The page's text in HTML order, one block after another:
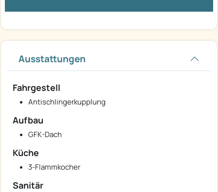
Ausstattungen
Fahrgestell
Antischlingerkupplung
Aufbau
GFK-Dach
Küche
3-Flammkocher
Sanitär